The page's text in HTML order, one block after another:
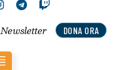
DONA ORA
Newsletter